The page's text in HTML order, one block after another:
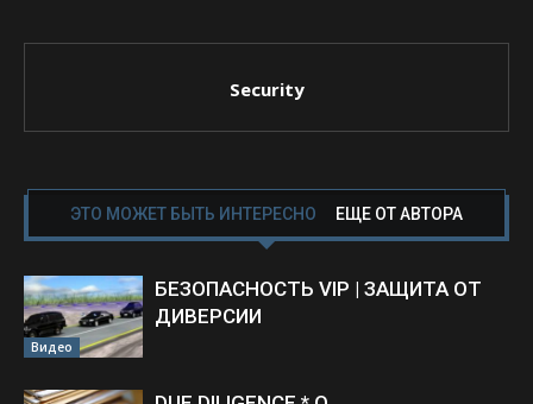
Security
ЭТО МОЖЕТ БЫТЬ ИНТЕРЕСНО ЕЩЕ ОТ АВТОРА
Видео
БЕЗОПАСНОСТЬ VIP | ЗАЩИТА ОТ
ДИВЕРСИИ